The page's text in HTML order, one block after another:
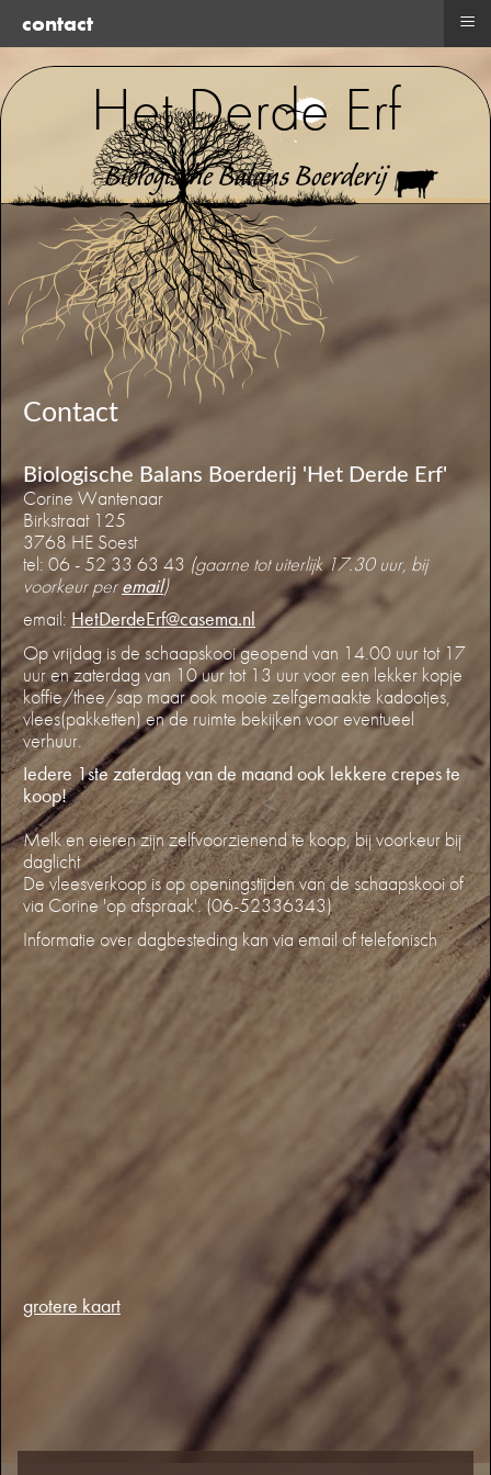
Het Derde Erf
Biologische Balans Boerderij
Contact
Biologische Balans Boerderij 'Het Derde Erf'
Corine Wantenaar
Birkstraat 125
3768 HE Soest
tel: 06 - 52 33 63 43 (gaarne tot uiterlijk 17.30 uur, bij
voorkeur peremail)
email: HetDerdeErf@casema.nl
Op vrijdag is de schaapskooi geopend van 14.00 uur tot 17
uur en zaterdag van 10 uur tot 13 uur voor een lekker kopje
koffie/thee/sap maar ook mooie zelfgemaakte kadootjes,
vlees(pakketten) en de ruimte bekijken voor eventueel
verhuur.
Iedere 1ste zaterdag van de maand ook lekkere crepes te
koop!
Melk en eieren zijn zelfvoorzienend te koop, bij voorkeur bij
daglicht
De vleesverkoop is op openingstijden van de schaapskooi of
via Corine 'op afspraak'. (06-52336343)
Informatie over dagbesteding kan via email of telefonisch
grotere kaart
contact ≡